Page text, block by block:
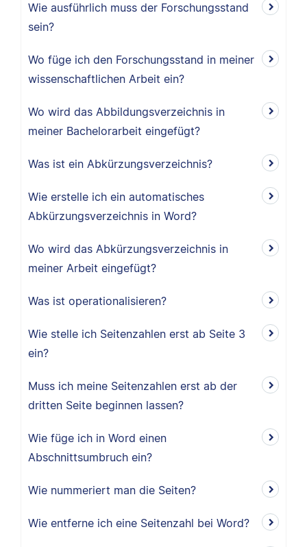
Wie ausführlich muss der Forschungsstand
sein?
Wo füge ich den Forschungsstand in meiner
wissenschaftlichen Arbeit ein?
Wo wird das Abbildungsverzeichnis in
meiner Bachelorarbeit eingefügt?
Was ist ein Abkürzungsverzeichnis?
Wie erstelle ich ein automatisches
Abkürzungsverzeichnis in Word?
Wo wird das Abkürzungsverzeichnis in
meiner Arbeit eingefügt?
Was ist operationalisieren?
Wie stelle ich Seitenzahlen erst ab Seite 3
ein?
Muss ich meine Seitenzahlen erst ab der
dritten Seite beginnen lassen?
Wie füge ich in Word einen
Abschnittsumbruch ein?
Wie nummeriert man die Seiten?
Wie entferne ich eine Seitenzahl bei Word?